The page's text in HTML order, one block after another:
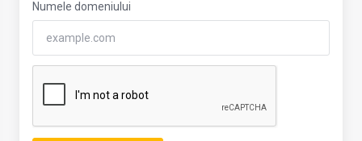
Numele domeniului